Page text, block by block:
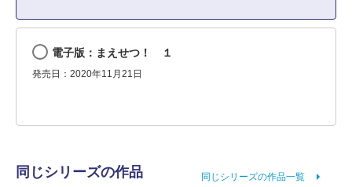
電子版：まえせつ！ １
発売日：2020年11月21日
同じシリーズの作品 同じシリーズの作品一覧